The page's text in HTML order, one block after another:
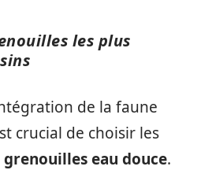
les plus
de la faune
crucial de choisir les
grenouilles eau douce.